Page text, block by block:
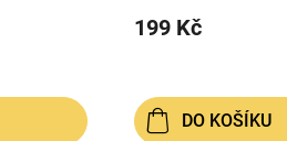
199 Kč
DO KOŠÍKU